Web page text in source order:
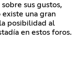
sus gustos,
una gran
posibilidad al
en estos foros.